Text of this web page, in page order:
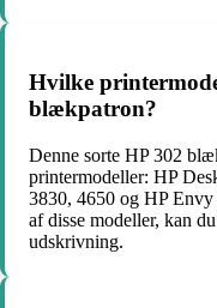
Hvilke
blækpatron?
Denne sorte HP 302
printermodeller: HP
3830, 4650 og HP Envy
af disse modeller, kan
udskrivning.